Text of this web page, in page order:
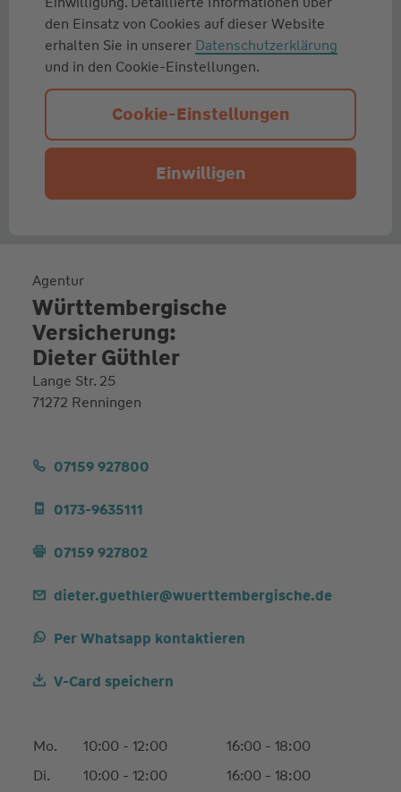
den Einsatz von Cookies auf dieser Website
erhalten Sie in unserer Datenschutzerklärung
und in den Cookie-Einstellungen.
Cookie-Einstellungen
Einwilligen
Agentur
Württembergische
Versicherung:
Dieter Güthler
Lange Str. 25
71272 Renningen
07159 927800
0173-9635111
07159 927802
dieter.guethler@wuerttembergische.de
Per Whatsapp kontaktieren
V-Card speichern
Mo. 10:00 - 12:00
16:00 - 18:00
Di.
10:00 - 12:00
16:00 - 18:00